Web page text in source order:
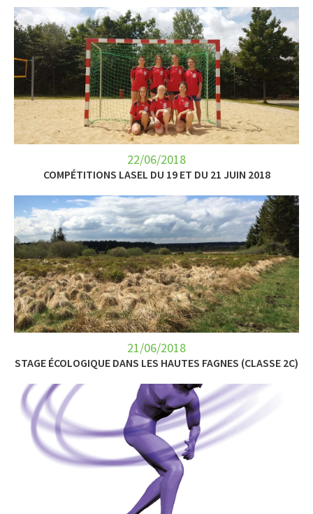
22/06/2018
COMPÉTITIONS LASEL DU 19 ET DU 21 JUIN 2018
21/06/2018
STAGE ÉCOLOGIQUE DANS LES HAUTES FAGNES (CLASSE 2C)